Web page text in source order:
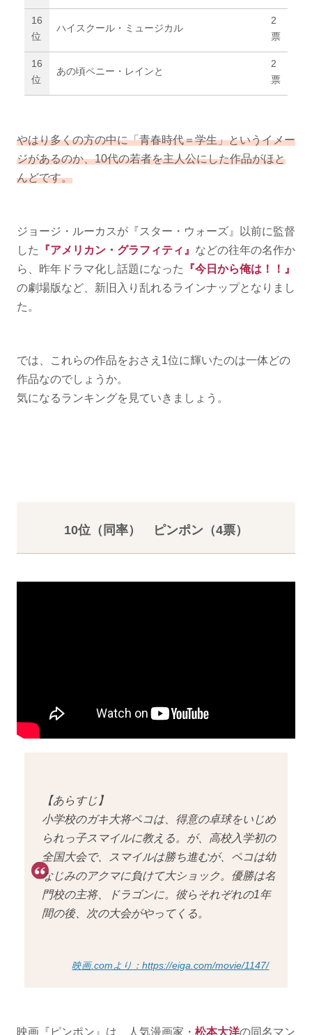
16
位
ハイスクール・ミュージカル
2
票
16
位
あの頃ペニー・レインと
2
票
やはり多くの方の中に「青春時代＝学生」というイメー
ジがあるのか、10代の若者を主人公にした作品がほと
んどです。
ジョージ・ルーカスが『スター・ウォーズ』以前に監督
した
『アメリカン・グラフィティ』 などの往年の名作か
ら、昨年ドラマ化し話題になった
『今日から俺は！！』
の劇場版など、新旧入り乱れるラインナップとなりまし
た。
では、これらの作品をおさえ1位に輝いたのは一体どの
作品なのでしょうか。
気になるランキングを見ていきましょう。
10位（同率） ピンポン（4票）
【あらすじ】
小学校のガキ大将ペコは、得意の卓球をいじめ
られっ子スマイルに教える。が、高校入学初の
全国大会で、スマイルは勝ち進むが、ペコは幼
なじみのアクマに負けて大ショック。優勝は名
門校の主将、ドラゴンに。彼らそれぞれの1年
間の後、次の大会がやってくる。
映画.comより：https://eiga.com/movie/1147/
映画『ピンポン』は、人気漫画家・ 松本大洋の同名マン